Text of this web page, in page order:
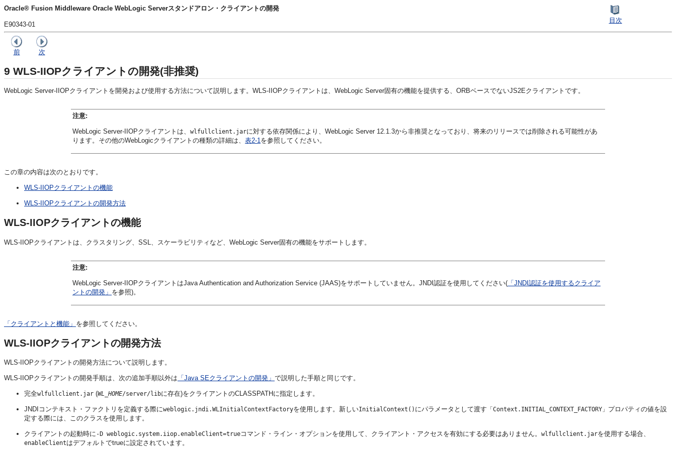
Oracle® Fusion Middleware Oracle WebLogic Serverスタンドアロン・クライアントの開発
E90343-01
目次
前 次
9 WLS-IIOPクライアントの開発(非推奨)
WebLogic Server-IIOPクライアントを開発および使用する方法について説明します。WLS-IIOPクライアントは、WebLogic Server固有の機能を提供する、ORBベースでないJS2Eクライアントです。
注意:
WebLogic Server-IIOPクライアントは、wlfullclient.jarに対する依存関係により、WebLogic Server 12.1.3から非推奨となっており、将来のリリースでは削除される可能性があ
ります。その他のWebLogicクライアントの種類の詳細は、表2-1 を参照してください。
この章の内容は次のとおりです。
WLS-IIOPクライアントの機能
WLS-IIOPクライアントの開発方法
WLS-IIOPクライアントの機能
WLS-IIOPクライアントは、クラスタリング、SSL、スケーラビリティなど、WebLogic Server固有の機能をサポートします。
注意:
WebLogic Server-IIOPクライアントはJava Authentication and Authorization Service (JAAS)をサポートしていません。JNDI認証を使用してください( 「JNDI認証を使用するクライア
ントの開発」 を参照)。
「クライアントと機能」 を参照してください。
WLS-IIOPクライアントの開発方法
WLS-IIOPクライアントの開発方法について説明します。
WLS-IIOPクライアントの開発手順は、次の追加手順以外は 「Java SEクライアントの開発」 で説明した手順と同じです。
完全wlfullclient.jar (WL_HOME/server/libに存在)をクライアントのCLASSPATHに指定します。
JNDIコンテキスト・ファクトリを定義する際にweblogic.jndi.WLInitialContextFactoryを使用します。新しいInitialContext() にパラメータとして渡す 「Context.INITIAL_CONTEXT_FACTORY」 プロパティの値を設
定する際には、このクラスを使用します。
クライアントの起動時に -D weblogic.system.iiop.enableClient=trueコマンド・ライン・オプションを使用して、クライアント・アクセスを有効にする必要はありません。 wlfullclient.jarを使用する場合、
enableClientはデフォルトでtrueに設定されています。